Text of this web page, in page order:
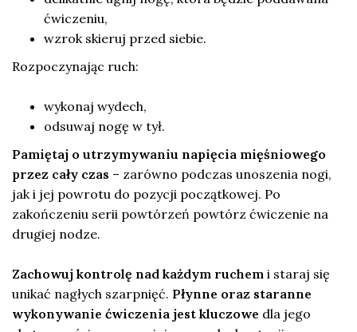
ćwiczeniu,
wzrok skieruj przed siebie.
Rozpoczynając ruch:
wykonaj wydech,
odsuwaj nogę w tył.
Pamiętaj o utrzymywaniu napięcia mięśniowego
przez cały czas – zarówno podczas unoszenia nogi,
jak i jej powrotu do pozycji początkowej. Po
zakończeniu serii powtórzeń powtórz ćwiczenie na
drugiej nodze.
Zachowuj kontrolę nad każdym ruchem i staraj się
unikać nagłych szarpnięć. Płynne oraz staranne
wykonywanie ćwiczenia jest kluczowe dla jego